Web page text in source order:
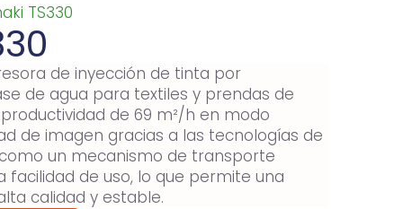
TS330
de inyección de tinta por
de agua para textiles y prendas de
de 69 m²/h en modo
de imagen gracias a las tecnologías de
un mecanismo de transporte
facilidad de uso, lo que permite una
calidad y estable.